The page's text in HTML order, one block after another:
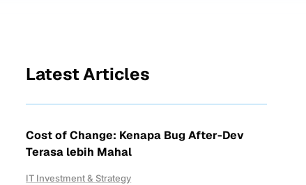
Latest Articles
Cost of Change: Kenapa Bug After-Dev
Terasa lebih Mahal
IT Investment & Strategy